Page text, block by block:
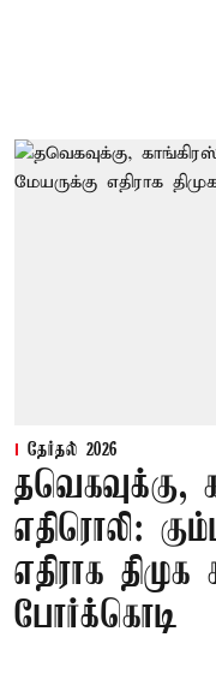
தேர்தல் 2026
தவெகவுக்கு,
எதிரொலி:
எதிராக
போர்க்கொடி